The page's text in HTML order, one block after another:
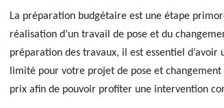
La préparation budgétaire est une étape
réalisation d’un travail de pose et du
préparation des travaux, il est essentiel
limité pour votre projet de pose et
prix afin de pouvoir profiter une intervention